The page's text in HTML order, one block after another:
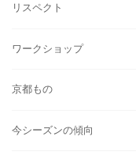
リスペクト
ワークショップ
京都もの
今シーズンの傾向